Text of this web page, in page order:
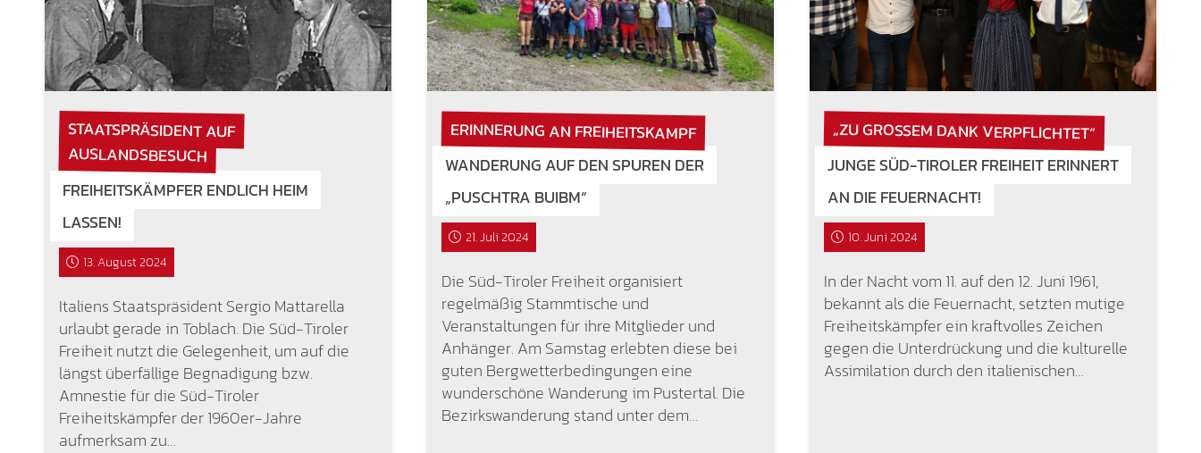
STAATSPRÄSIDENT AUF
AUSLANDSBESUCH
FREIHEITSKÄMPFER ENDLICH HEIM
LASSEN!
13. August 2024
Italiens Staatspräsident Sergio Mattarella
urlaubt gerade in Toblach. Die Süd-Tiroler
Freiheit nutzt die Gelegenheit, um auf die
längst überfällige Begnadigung bzw.
Amnestie für die Süd-Tiroler
Freiheitskämpfer der 1960er-Jahre
aufmerksam zu…
ERINNERUNG AN FREIHEITSKAMPF
WANDERUNG AUF DEN SPUREN DER
„PUSCHTRA BUIBM“
21. Juli 2024
Die Süd-Tiroler Freiheit organisiert
regelmäßig Stammtische und
Veranstaltungen für ihre Mitglieder und
Anhänger. Am Samstag erlebten diese bei
guten Bergwetterbedingungen eine
wunderschöne Wanderung im Pustertal. Die
Bezirkswanderung stand unter dem…
„ZU GROSSEM DANK VERPFLICHTET“
JUNGE SÜD-TIROLER FREIHEIT ERINNERT
AN DIE FEUERNACHT!
10. Juni 2024
In der Nacht vom 11. auf den 12. Juni 1961,
bekannt als die Feuernacht, setzten mutige
Freiheitskämpfer ein kraftvolles Zeichen
gegen die Unterdrückung und die kulturelle
Assimilation durch den italienischen…